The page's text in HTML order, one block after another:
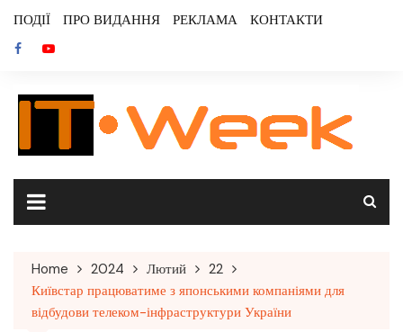
content
ПОДІЇ ПРО ВИДАННЯ РЕКЛАМА КОНТАКТИ
Home 2024 Лютий
22
Київстар працюватиме з японськими компаніями для
відбудови телеком-інфраструктури України